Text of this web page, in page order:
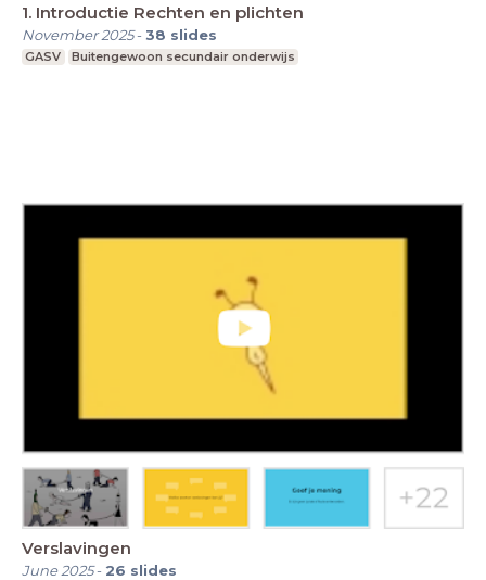
1. Introductie Rechten en plichten
November 2025-38 slides
GASV Buitengewoon secundair onderwijs
Verslavingen
June 2025- 26 slides